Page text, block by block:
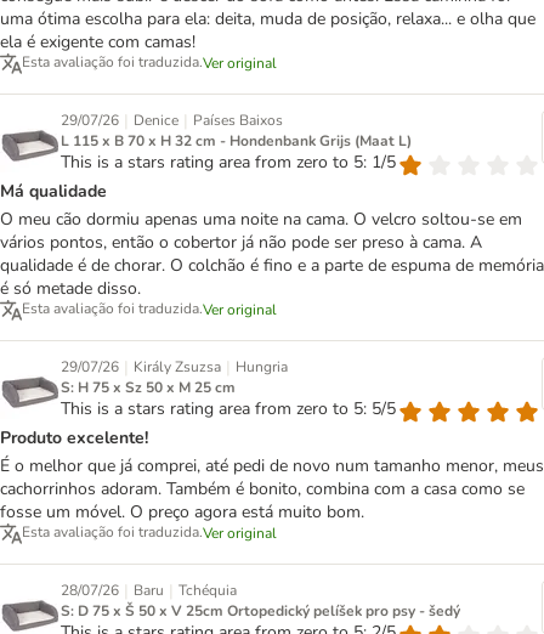
uma ótima escolha para ela: deita, muda de posição, relaxa... e olha que
ela é exigente com camas!
Esta avaliação foi traduzida.Ver original
29/07/26 | Denice | Países Baixos
L 115 x B 70 x H 32 cm - Hondenbank Grijs (Maat L)
This is a stars rating area from zero to 5: 1/5
Má qualidade
O meu cão dormiu apenas uma noite na cama. O velcro soltou-se em
vários pontos, então o cobertor já não pode ser preso à cama. A
qualidade é de chorar. O colchão é fino e a parte de espuma de memória
é só metade disso.
Esta avaliação foi traduzida.Ver original
29/07/26 | Király Zsuzsa | Hungria
S: H 75 x Sz 50 x M 25 cm
This is a stars rating area from zero to 5: 5/5
Produto excelente!
É o melhor que já comprei, até pedi de novo num tamanho menor, meus
cachorrinhos adoram. Também é bonito, combina com a casa como se
fosse um móvel. O preço agora está muito bom.
Esta avaliação foi traduzida.Ver original
28/07/26 | Baru | Tchéquia
S: D 75 x Š 50 x V 25cm Ortopedický pelíšek pro psy - šedý